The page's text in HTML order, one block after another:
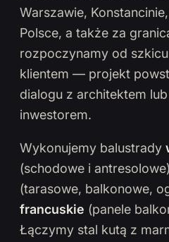
Warszawie,
Polsce, a także za
rozpoczynamy od
klientem — projekt
dialogu z architektem
inwestorem.
Wykonujemy balustrady
(schodowe i
(tarasowe, balkonowe,
francuskie (panele
Łączymy stal kutą z